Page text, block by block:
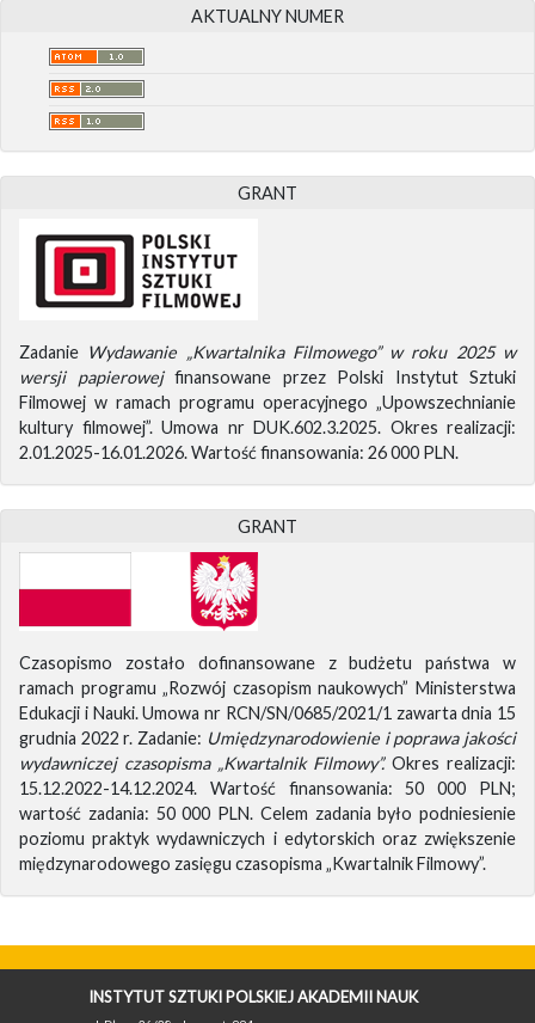
AKTUALNY NUMER
GRANT
Zadanie Wydawanie „Kwartalnika Filmowego” w roku 2025 w
wersji papierowejfinansowane przez Polski Instytut Sztuki
Filmowej w ramach programu operacyjnego „Upowszechnianie
kultury filmowej”. Umowa nr DUK.602.3.2025. Okres realizacji:
2.01.2025-16.01.2026. Wartość finansowania: 26 000 PLN.
GRANT
Czasopismo zostało dofinansowane z budżetu państwa w
ramach programu „Rozwój czasopism naukowych” Ministerstwa
Edukacji i Nauki. Umowa nr RCN/SN/0685/2021/1 zawarta dnia 15
grudnia 2022 r. Zadanie: Umiędzynarodowienie i poprawa jakości
wydawniczej czasopisma „Kwartalnik Filmowy”.Okres realizacji:
15.12.2022-14.12.2024. Wartość finansowania: 50 000 PLN;
wartość zadania: 50 000 PLN. Celem zadania było podniesienie
poziomu praktyk wydawniczych i edytorskich oraz zwiększenie
międzynarodowego zasięgu czasopisma „Kwartalnik Filmowy”.
INSTYTUT SZTUKI POLSKIEJ AKADEMII NAUK